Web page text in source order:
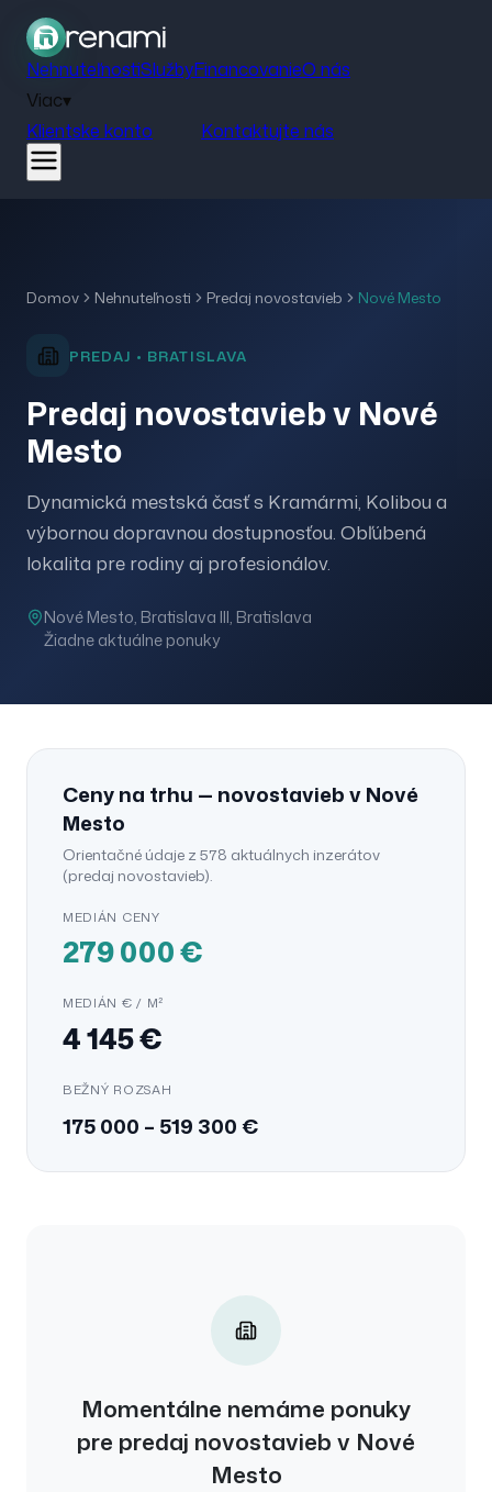
NehnuteľnostiSlužbyFinancovanieO nás
Viac▾
Klientske konto
Kontaktujte nás
Domov Nehnuteľnosti Predaj novostavieb Nové Mesto
PREDAJ • BRATISLAVA
Predaj novostavieb v Nové
Mesto
Dynamická mestská časť s Kramármi, Kolibou a
výbornou dopravnou dostupnosťou. Obľúbená
lokalita pre rodiny aj profesionálov.
Nové Mesto, Bratislava III, Bratislava
Žiadne aktuálne ponuky
Ceny na trhu — novostaviebvNové
Mesto
Orientačné údaje z 578 aktuálnych inzerátov
(predaj novostavieb).
MEDIÁN CENY
279 000€
MEDIÁN € / M²
4 145€
BEŽNÝ ROZSAH
175 000 – 519 300€
Momentálne nemáme ponuky
pre predaj novostavieb v Nové
Mesto